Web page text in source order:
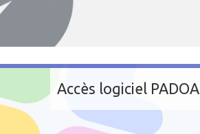
Accès logiciel PADOA